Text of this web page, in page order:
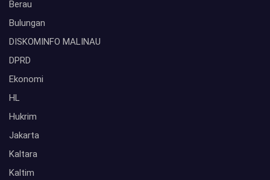
Berau
Bulungan
DISKOMINFO MALINAU
DPRD
Ekonomi
HL
Hukrim
Jakarta
Kaltara
Kaltim